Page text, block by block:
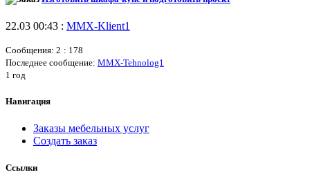
22.03 00:43 : MMX-Klient1
Сообщения: 2 : 178
Последнее сообщение: MMX-Tehnolog1
1 год
Навигация
Заказы мебельных услуг
Создать заказ
Ссылки